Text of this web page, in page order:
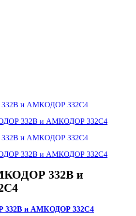
332В и АМКОДОР 332С4
332В и АМКОДОР 332С4
332В и АМКОДОР 332С4
332В и АМКОДОР 332С4
332В и
332В и АМКОДОР 332С4